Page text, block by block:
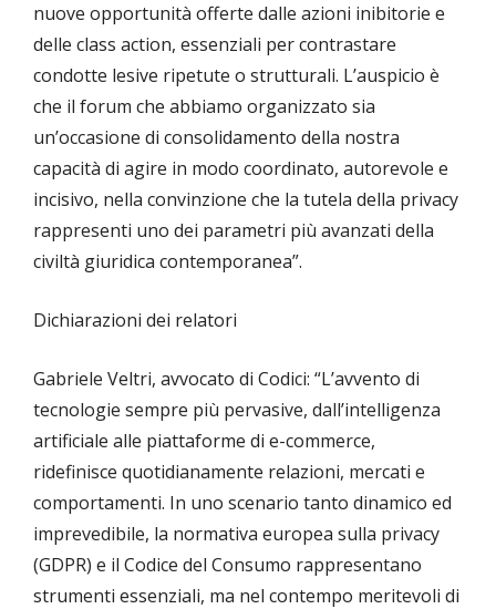
nuove opportunità offerte dalle azioni inibitorie e
delle class action, essenziali per contrastare
condotte lesive ripetute o strutturali. L’auspicio è
che il forum che abbiamo organizzato sia
un’occasione di consolidamento della nostra
capacità di agire in modo coordinato, autorevole e
incisivo, nella convinzione che la tutela della privacy
rappresenti uno dei parametri più avanzati della
civiltà giuridica contemporanea”.
Dichiarazioni dei relatori
Gabriele Veltri, avvocato di Codici: “L’avvento di
tecnologie sempre più pervasive, dall’intelligenza
artificiale alle piattaforme di e-commerce,
ridefinisce quotidianamente relazioni, mercati e
comportamenti. In uno scenario tanto dinamico ed
imprevedibile, la normativa europea sulla privacy
(GDPR) e il Codice del Consumo rappresentano
strumenti essenziali, ma nel contempo meritevoli di